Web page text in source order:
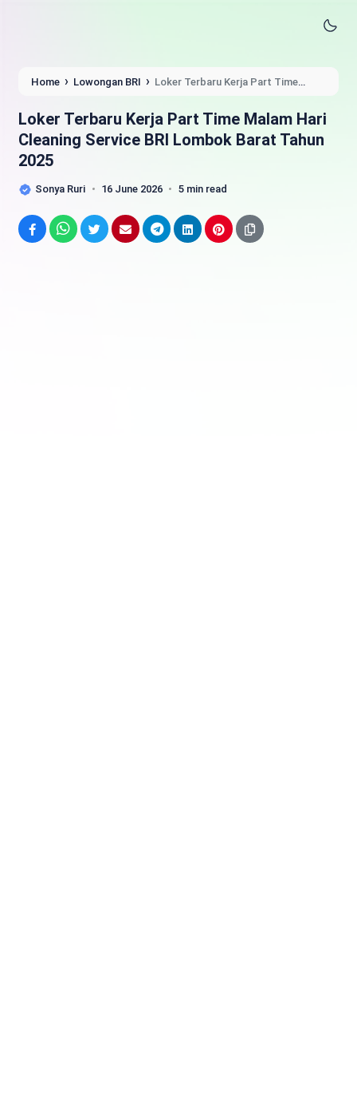
Home › Lowongan BRI › Loker Terbaru Kerja Part Time
Loker Terbaru Kerja Part Time Malam Hari
Cleaning Service BRI Lombok Barat Tahun
2025
Sonya Ruri 16 June 2026 5 min read